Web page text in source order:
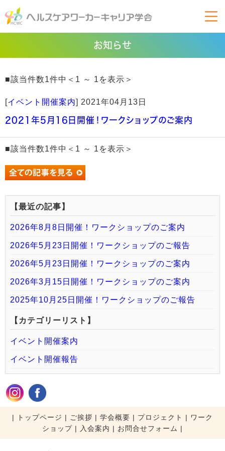
お知らせ
■該当件数1件中＜1 ～ 1を表示＞
[イベント開催案内] 2021年04月13日
2021年5月16日開催！ワークショップのご案内
■該当件数1件中＜1 ～ 1を表示＞
【最近の記事】
2026年8月8日開催！ワークショップのご案内
2026年5月23日開催！ワークショップのご報告
2026年5月23日開催！ワークショップのご案内
2026年3月15日開催！ワークショップのご案内
2025年10月25日開催！ワークショップのご報告
【カテゴリーリスト】
イベント開催案内
イベント開催報告
| トップページ | ご挨拶 | 学会概要 | プロジェクト | ワーク
ショップ| 入会案内 | お問合せフォーム |